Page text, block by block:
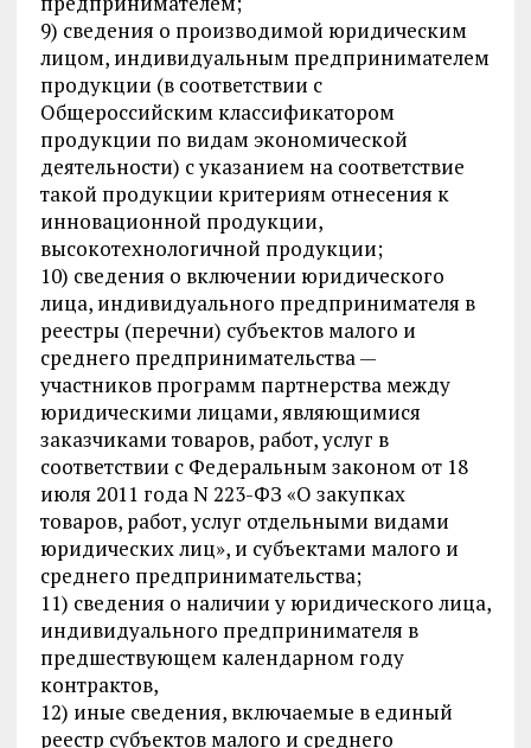
9) сведения о производимой юридическим
лицом, индивидуальным предпринимателем
продукции (в соответствии с
Общероссийским классификатором
продукции по видам экономической
деятельности) с указанием на соответствие
такой продукции критериям отнесения к
инновационной продукции,
высокотехнологичной продукции;
10) сведения о включении юридического
лица, индивидуального предпринимателя в
реестры (перечни) субъектов малого и
среднего предпринимательства —
участников программ партнерства между
юридическими лицами, являющимися
заказчиками товаров, работ, услуг в
соответствии с Федеральным законом от 18
июля 2011 года N 223-ФЗ «О закупках
товаров, работ, услуг отдельными видами
юридических лиц», и субъектами малого и
среднего предпринимательства;
11) сведения о наличии у юридического лица,
индивидуального предпринимателя в
предшествующем календарном году
контрактов,
12) иные сведения, включаемые в единый
реестр субъектов малого и среднего